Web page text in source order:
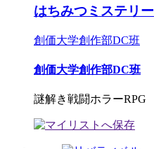
はちみつミステリー
創価大学創作部DC班
創価大学創作部DC班
謎解き戦闘ホラーRPG